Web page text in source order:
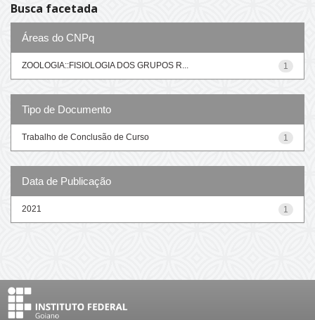
Busca facetada
Áreas do CNPq
1
ZOOLOGIA::FISIOLOGIA DOS GRUPOS R...
Tipo de Documento
1
Trabalho de Conclusão de Curso
Data de Publicação
1
2021